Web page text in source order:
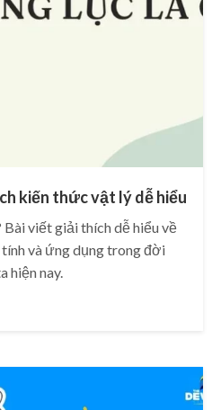
kiến thức vật lý dễ hiểu
viết giải thích dễ hiểu về
và ứng dụng trong đời
hiện nay.